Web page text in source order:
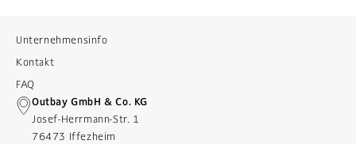
Unternehmensinfo
Kontakt
FAQ
Outbay GmbH & Co. KG
Josef-Herrmann-Str. 1
76473 Iffezheim